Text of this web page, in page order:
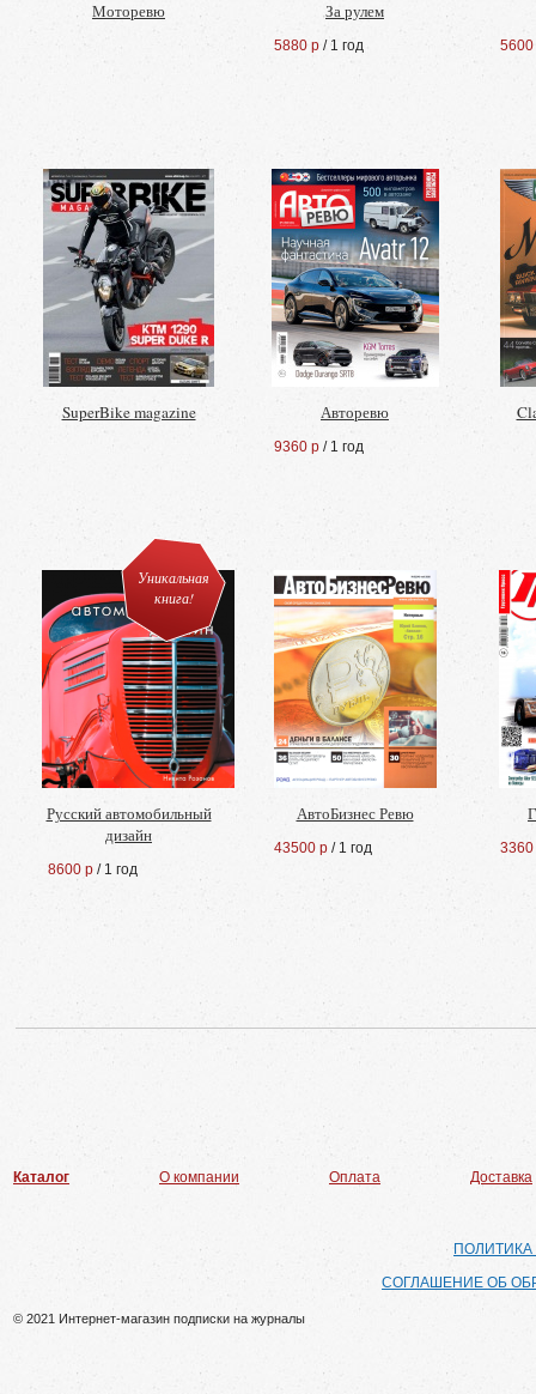
Моторевю За рулем
5880 р / 1 год 5600
SuperBike magazine Авторевю
9360 р / 1 год
Уникальная
книга!
Русский автомобильный
дизайн
8600 р / 1 год
АвтоБизнес Ревю
43500 р / 1 год 3360
Каталог О компании Оплата Доставка
СОГЛАШЕНИЕ ОБ
© 2021 Интернет-магазин подписки на журналы